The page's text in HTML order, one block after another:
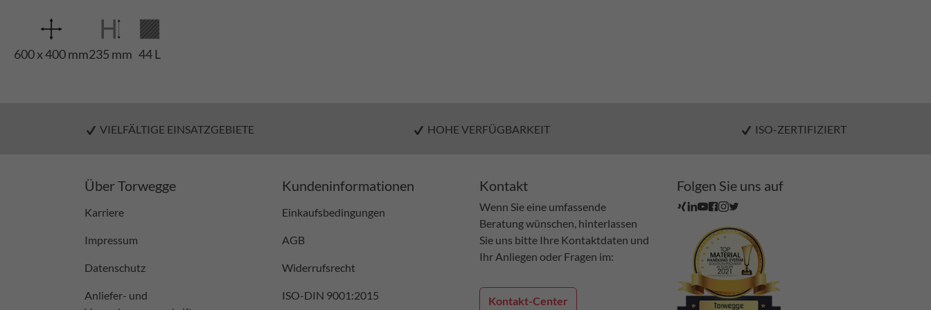
600 x 400 mm235 mm 44 L
VIELFÄLTIGE EINSATZGEBIETE HOHE VERFÜGBARKEIT ISO-ZERTIFIZIERT
Über Torwegge
Karriere
Impressum
Datenschutz
Anliefer- und
Kundeninformationen
Einkaufsbedingungen
AGB
Widerrufsrecht
ISO-DIN 9001:2015
Kontakt
Wenn Sie eine umfassende
Beratung wünschen, hinterlassen
Sie uns bitte Ihre Kontaktdaten und
Ihr Anliegen oder Fragen im:
Kontakt-Center
Folgen Sie uns auf